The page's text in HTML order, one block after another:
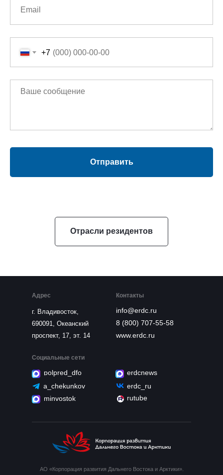
+7
Отправить
Отрасли резидентов
Адрес
г. Владивосток,
690091, Океанский
проспект, 17, эт. 14
info@erdc.ru
8 (800) 707-55-58
www.erdc.ru
Контакты
АО «Корпорация развития Дальнего Востока и Арктики».
Социальные сети
polpred_dfo
a_chekunkov
minvostok
erdcnews
erdc_ru
rutube